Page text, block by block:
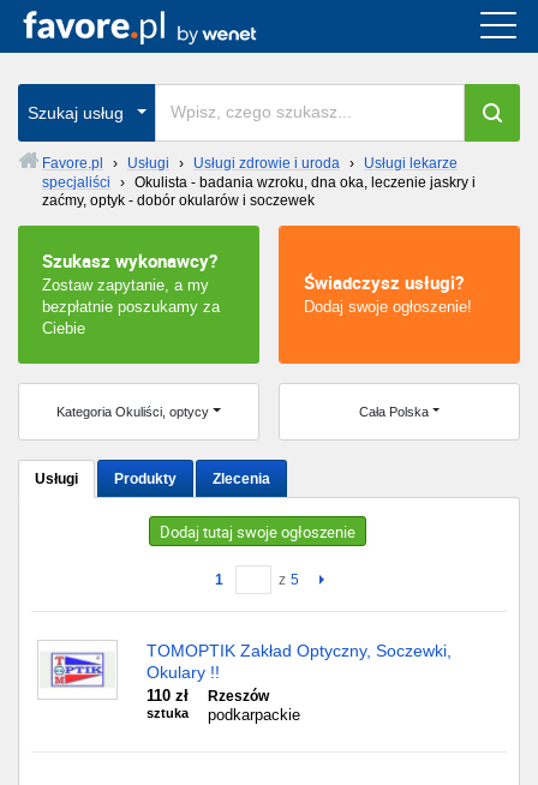
Szukaj usług
Favore.pl › Usługi › Usługi zdrowie i uroda ›
Usługi lekarze
specjaliści
› Okulista - badania wzroku, dna oka, leczenie jaskry i
zaćmy, optyk - dobór okularów i soczewek
Szukasz wykonawcy?
Zostaw zapytanie, a my
bezpłatnie poszukamy za
Ciebie
Świadczysz usługi?
Dodaj swoje ogłoszenie!
Kategoria Okuliści, optycy Cała Polska
Usługi Produkty Zlecenia
Dodaj tutaj swoje ogłoszenie
1 z 5
TOMOPTIK Zakład Optyczny, Soczewki,
Okulary !!
110 zł
sztuka
Rzeszów
podkarpackie
Cała Polska
wszystkie w całym kraju
Warszawa
Wrocław
Kraków
Poznań
Łódź
Katowice
Chorzów
Lublin